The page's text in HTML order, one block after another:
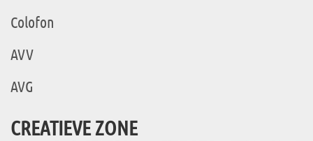
Colofon
AVV
AVG
CREATIEVE ZONE